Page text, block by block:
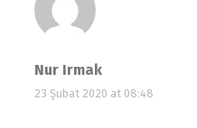
Nur Irmak
23 Şubat 2020 at 08:48